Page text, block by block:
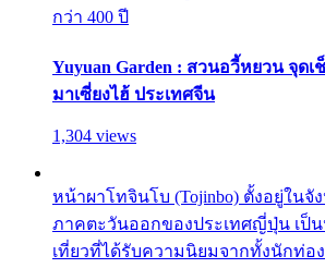
กว่า 400 ปี
Yuyuan Garden : สวนอวี้หยวน จุด
มาเซี่ยงไฮ้ ประเทศจีน
1,304 views
หน้าผาโทจินโบ (Tojinbo) ตั้งอยู่ในจั
ภาคตะวันออกของประเทศญี่ปุ่น เป็
เที่ยวที่ได้รับความนิยมจากทั้งนักท่อ